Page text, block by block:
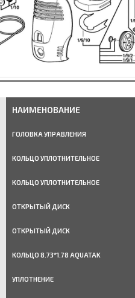
НАИМЕНОВАНИЕ
ГОЛОВКА УПРАВЛЕНИЯ
КОЛЬЦО УПЛОТНИТЕЛЬНОЕ
КОЛЬЦО УПЛОТНИТЕЛЬНОЕ
ОТКРЫТЫЙ ДИСК
ОТКРЫТЫЙ ДИСК
КОЛЬЦО 8.73*1.78 AQUATAK
УПЛОТНЕНИЕ